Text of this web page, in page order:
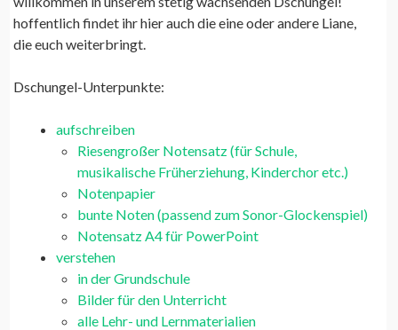
hoffentlich findet ihr hier auch die eine oder andere Liane,
die euch weiterbringt.
Dschungel-Unterpunkte:
aufschreiben
Riesengroßer Notensatz (für Schule,
musikalische Früherziehung, Kinderchor etc.)
Notenpapier
bunte Noten (passend zum Sonor-Glockenspiel)
Notensatz A4 für PowerPoint
verstehen
in der Grundschule
Bilder für den Unterricht
alle Lehr- und Lernmaterialien